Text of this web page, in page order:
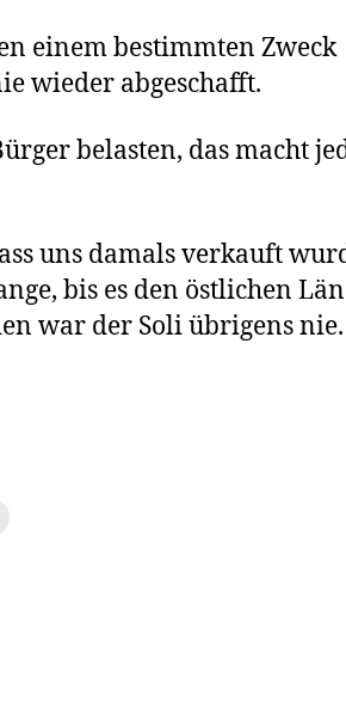
einem bestimmten Zweck
wieder abgeschafft.
belasten, das macht
uns damals verkauft
bis es den östlichen
war der Soli übrigens nie.